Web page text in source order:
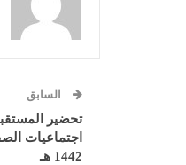
السابق
تحضير
اجتماعيات
1442 هـ